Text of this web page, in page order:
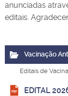
anunciadas
editais.
Vacinação
Editais de
EDITAL